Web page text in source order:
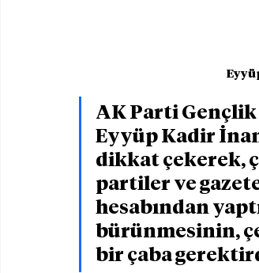
AK Parti
Eyyüp Kadir
dikkat çekerek,
partiler ve
hesabından
bürünmesinin,
bir çaba